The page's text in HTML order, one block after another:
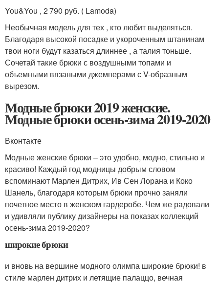
You&You , 2 790 руб. ( Lamoda)
Необычная модель для тех , кто любит выделяться.
Благодаря высокой посадке и укороченным штанинам
твои ноги будут казаться длиннее , а талия тоньше.
Сочетай такие брюки с воздушными топами и
объемными вязаными джемперами с V-образным
вырезом.
Модные брюки 2019 женские.
Модные брюки осень-зима 2019-2020
Вконтакте
Модные женские брюки – это удобно, модно, стильно и
красиво! Каждый год модницы добрым словом
вспоминают Марлен Дитрих, Ив Сен Лорана и Коко
Шанель, благодаря которым брюки прочно заняли
почетное место в женском гардеробе. Чем же радовали
и удивляли публику дизайнеры на показах коллекций
осень-зима 2019-2020?
широкие брюки
и вновь на вершине модного олимпа широкие брюки! в
стиле марлен дитрих и летящие палаццо, вечная